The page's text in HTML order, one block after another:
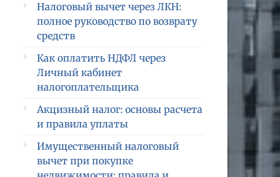
Налоговый вычет через ЛКН:
полное руководство по возврату
средств
Как оплатить НДФЛ через
Личный кабинет
налогоплательщика
Акцизный налог: основы расчета
и правила уплаты
Имущественный налоговый
вычет при покупке